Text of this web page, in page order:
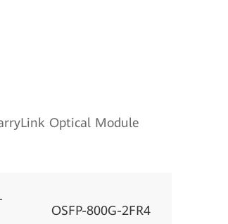
Optical Module
OSFP-800G-2FR4